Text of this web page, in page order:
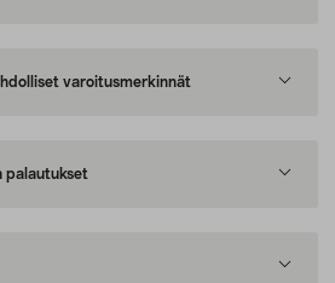
varoitusmerkinnät
palautukset